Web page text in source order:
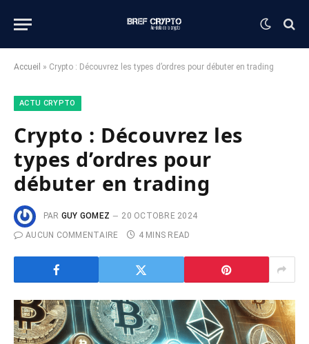
Accueil » Crypto : Découvrez les types d’ordres pour débuter en trading
ACTU CRYPTO
Crypto : Découvrez les
types d’ordres pour
débuter en trading
PAR GUY GOMEZ
20 OCTOBRE 2024
AUCUN COMMENTAIRE
4 MINS READ